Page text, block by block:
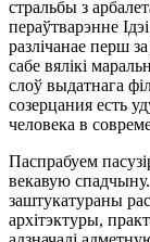
стральбы з
пераўтварэнне Ідэі
разлічанае перш
сабе вялікі
слоў выдатнага
созерцания есть
человека в
Паспрабуем
векавую
заштукатураны
архітэктуры,